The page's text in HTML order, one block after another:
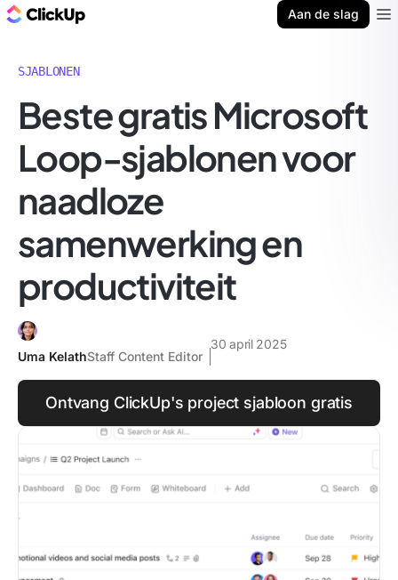
Aan de slag
SJABLONEN
Beste gratis Microsoft
Loop-sjablonen voor
naadloze
samenwerking en
productiviteit
Uma KelathStaff Content Editor
30 april 2025
Ontvang ClickUp's project sjabloon gratis